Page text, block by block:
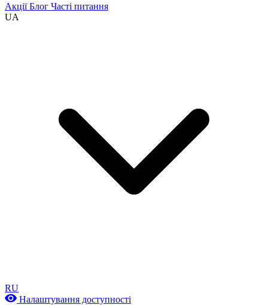
АкціїБлог Часті питання
UA
RU
Налаштування доступності